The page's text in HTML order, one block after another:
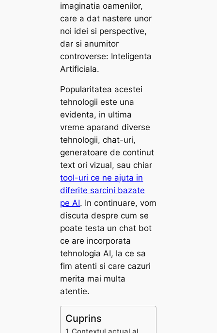
imaginatia oamenilor,
care a dat nastere unor
noi idei si perspective,
dar si anumitor
controverse: Inteligenta
Artificiala.
Popularitatea acestei
tehnologii este una
evidenta, in ultima
vreme aparand diverse
tehnologii, chat-uri,
generatoare de continut
text ori vizual, sau chiar
tool-uri ce ne ajuta in
diferite sarcini bazate
pe AI. In continuare, vom
discuta despre cum se
poate testa un chat bot
ce are incorporata
tehnologia AI, la ce sa
fim atenti si care cazuri
merita mai multa
atentie.
Cuprins